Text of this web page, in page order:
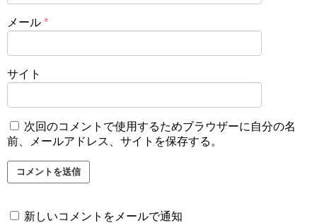
メール *
サイト
次回のコメントで使用するためブラウザーに自分の名
前、メールアドレス、サイトを保存する。
新しいコメントをメールで通知